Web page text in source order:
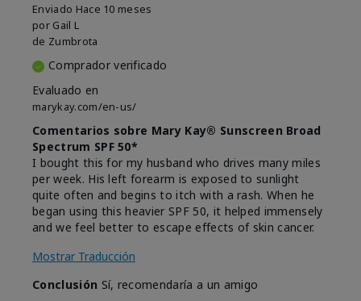
Enviado Hace 10 meses
por Gail L
de Zumbrota
Comprador verificado
Evaluado en
marykay.com/en-us/
Comentarios sobre Mary Kay® Sunscreen Broad
Spectrum SPF 50*
I bought this for my husband who drives many miles
per week. His left forearm is exposed to sunlight
quite often and begins to itch with a rash. When he
began using this heavier SPF 50, it helped immensely
and we feel better to escape effects of skin cancer.
Mostrar Traducción
Conclusión Sí, recomendaría a un amigo